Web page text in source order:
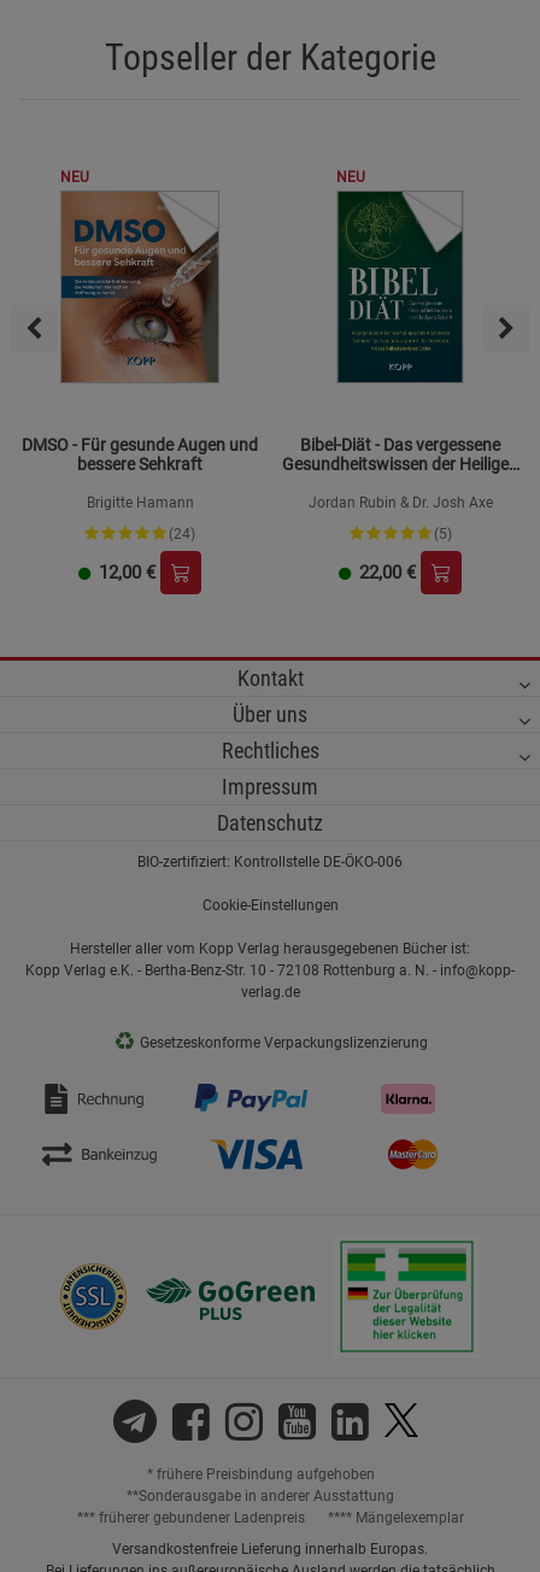
Topseller der Kategorie
NEU
DMSO - Für gesunde Augen und
bessere Sehkraft
Brigitte Hamann
(24)
12,00 €
NEU
Bibel-Diät - Das vergessene
Gesundheitswissen der Heiligen
Jordan Rubin & Dr. Josh Axe
(5)
22,00 €
Kontakt
Über uns
Rechtliches
Impressum
Datenschutz
BIO-zertifiziert: Kontrollstelle DE-ÖKO-006
Cookie-Einstellungen
Hersteller aller vom Kopp Verlag herausgegebenen Bücher ist:
Kopp Verlag e.K. - Bertha-Benz-Str. 10 - 72108 Rottenburg a. N. - info@kopp-
verlag.de
♻ Gesetzeskonforme Verpackungslizenzierung
* frühere Preisbindung aufgehoben
**Sonderausgabe in anderer Ausstattung
*** früherer gebundener Ladenpreis
**** Mängelexemplar
Versandkostenfreie Lieferung innerhalb Europas.